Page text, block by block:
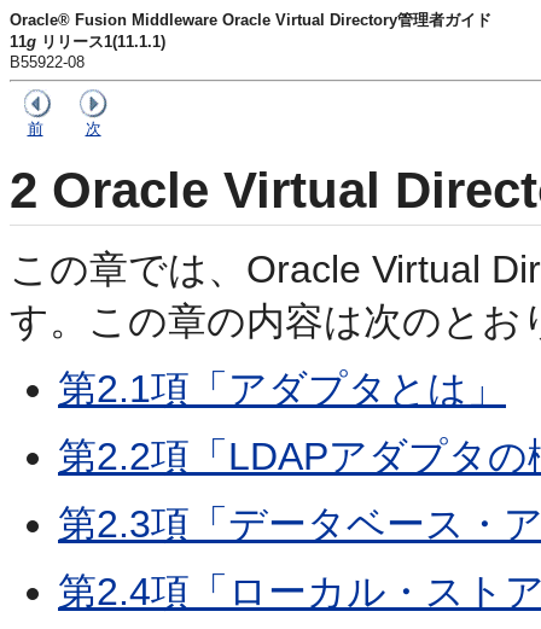
Oracle® Fusion Middleware Oracle Virtual Directory管理者ガイド
11g リリース1(11.1.1)
B55922-08
前 次
2 Oracle Virtual
この章では、Oracle Virtual
す。この章の内容は次のとお
第2.1項「アダプタとは」
第2.2項「LDAPアダプタの
第2.3項「データベース・
第2.4項「ローカル・スト